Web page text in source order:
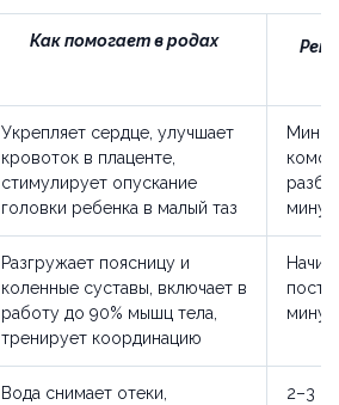
Как помогает в родах
Укрепляет сердце, улучшает
кровоток в плаценте,
стимулирует опускание
головки ребенка в малый таз
Разгружает поясницу и
коленные суставы, включает в
работу до 90% мышц тела,
тренирует координацию
Вода снимает отеки,
2–3